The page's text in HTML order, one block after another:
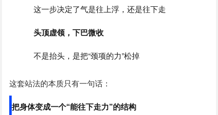
这一步决定了气是往上浮，还是往下走
头顶虚领，下巴微收
不是抬头，是把“颈项的力”松掉
这套站法的本质只有一句话：
把身体变成一个“能往下走力”的结构